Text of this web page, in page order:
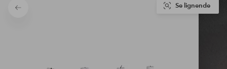
forsiden
Tilbage
Se lignende